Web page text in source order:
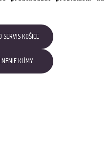
SERVIS KOŠICE
KLÍMY